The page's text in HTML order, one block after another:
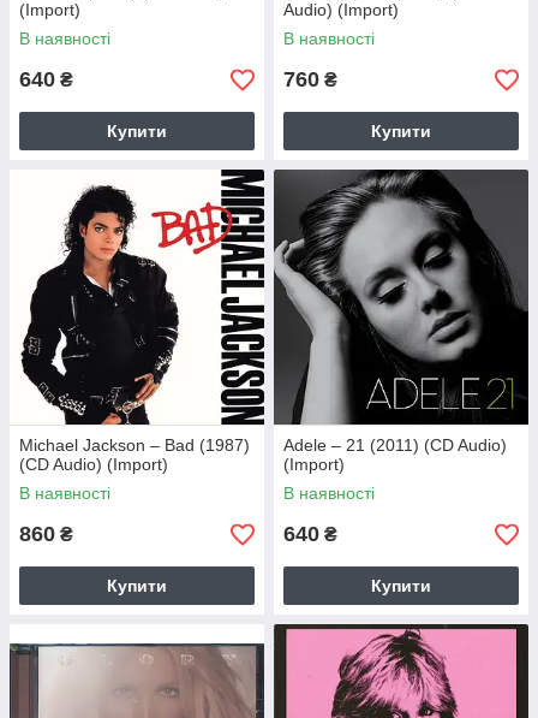
(Import)
В наявності
640 ₴
Купити
Audio) (Import)
В наявності
760 ₴
Купити
Michael Jackson – Bad (1987)
(CD Audio) (Import)
В наявності
860 ₴
Купити
Adele – 21 (2011) (CD Audio)
(Import)
В наявності
640 ₴
Купити